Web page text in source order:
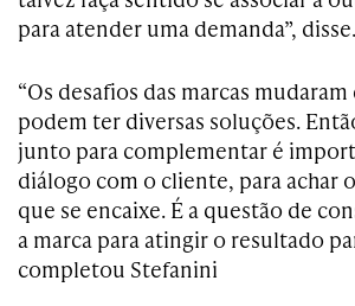
para atender uma demanda”, disse.
“Os desafios das marcas
podem ter diversas soluções.
junto para complementar é
diálogo com o cliente, para achar
que se encaixe. É a questão de
a marca para atingir o resultado
completou Stefanini